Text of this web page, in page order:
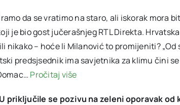
da se vratimo na staro, ali iskorak mora
je bio gost jučerašnjeg RTL Direkta.
nikako – hoće li Milanović to promijeniti?
predsjsednik ima savjetnika za klimu čini
Pročitaj više
priključile se pozivu na zeleni oporavak od